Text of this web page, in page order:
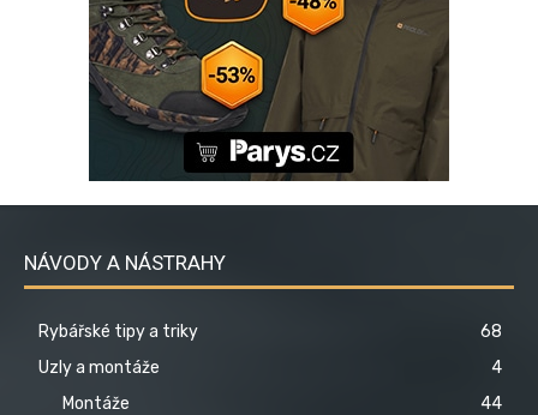
NÁVODY A NÁSTRAHY
Rybářské tipy a triky
68
Uzly a montáže
4
Montáže
44